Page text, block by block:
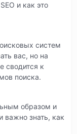
и как это
систем
вас, но на
сводится к
поиска.
образом и
важно знать, как